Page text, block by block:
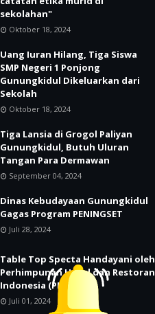
sekolahan"
Oktober 18, 2024
Uang Iuran Hilang, Tiga Siswa
SMP Negeri 1 Ponjong
Gunungkidul Dikeluarkan dari
Sekolah
Oktober 18, 2024
Tiga Lansia di Grogol Paliyan
Gunungkidul, Butuh Uluran
Tangan Para Dermawan
September 04, 2024
Dinas Kebudayaan Gunungkidul
Gagas Program PENINGSET
Juli 28, 2024
Table Top Specta Handayani oleh
Perhimpunan Hotel dan Restoran
Indonesia (PHRI)
Juli 01, 2024